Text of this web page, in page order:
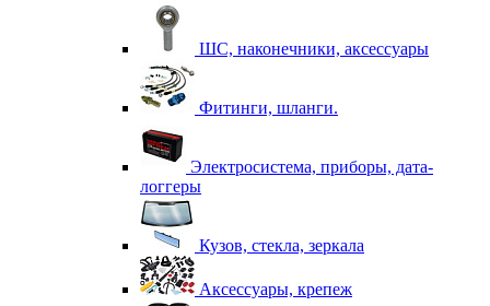
ШС, наконечники, аксессуары
Фитинги, шланги.
Электросистема, приборы, дата-
логгеры
Кузов, стекла, зеркала
Аксессуары, крепеж